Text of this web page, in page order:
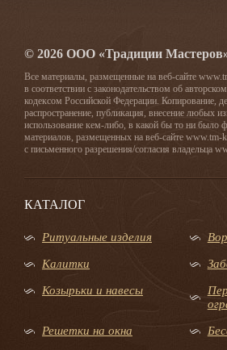
© 2026 ООО «Традиции
Все материалы, размещенные на веб-сайте
в соответствии с законодательством об
кодексом Российской Федерации. Копирование,
распространение, публикация, внесение любых
использование кем-либо, в какой бы то ни было
материалов, размещенных на веб-сайте www.tm-
с письменного разрешения/согласия владельца
КАТАЛОГ
Ритуальные изделия
Калитки
Козырьки и навесы
Решетки на окна